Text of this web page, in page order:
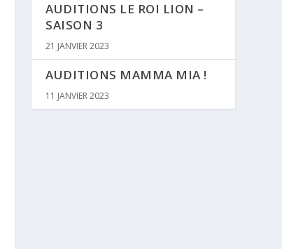
AUDITIONS LE ROI LION –
SAISON 3
21 JANVIER 2023
AUDITIONS MAMMA MIA !
11 JANVIER 2023